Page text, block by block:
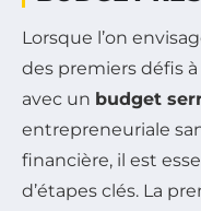
Lorsque l’on
des premiers défis
avec un budget
entrepreneuriale
financière, il est
d’étapes clés. La